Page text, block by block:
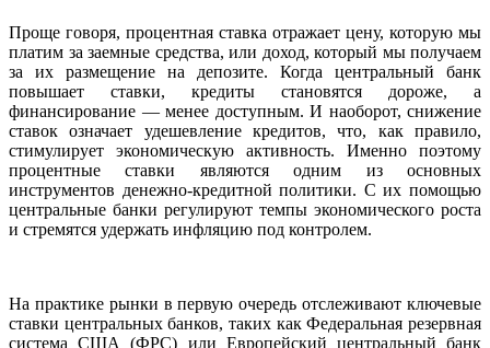
Проще говоря, процентная ставка отражает цену, которую мы
платим за заемные средства, или доход, который мы получаем
за их размещение на депозите. Когда центральный банк
повышает ставки, кредиты становятся дороже, а
финансирование — менее доступным. И наоборот, снижение
ставок означает удешевление кредитов, что, как правило,
стимулирует экономическую активность. Именно поэтому
процентные ставки являются одним из основных
инструментов денежно-кредитной политики. С их помощью
центральные банки регулируют темпы экономического роста
и стремятся удержать инфляцию под контролем.
На практике рынки в первую очередь отслеживают ключевые
ставки центральных банков, таких как Федеральная резервная
система США (ФРС) или Европейский центральный банк